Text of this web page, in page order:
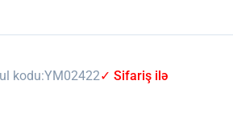
kodu:YM02422✓ Sifariş ilə